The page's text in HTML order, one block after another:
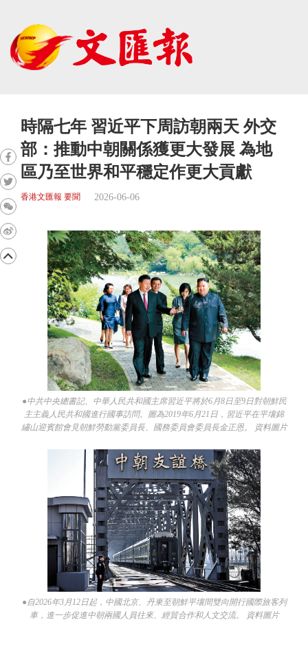
時隔七年 習近平下周訪朝兩天 外交
部：推動中朝關係獲更大發展 為地
區乃至世界和平穩定作更大貢獻
香港文匯報 要聞 2026-06-06
●中共中央總書記、中華人民共和國主席習近平將於6月8日至9日對朝鮮民
主主義人民共和國進行國事訪問。圖為2019年6月21日，習近平在平壤錦
繡山迎賓館會見朝鮮勞動黨委員長、國務委員會委員長金正恩。 資料圖片
●自2026年3月12日起，中國北京、丹東至朝鮮平壤間雙向開行國際旅客列
車，進一步促進中朝兩國人員往來、經貿合作和人文交流。 資料圖片